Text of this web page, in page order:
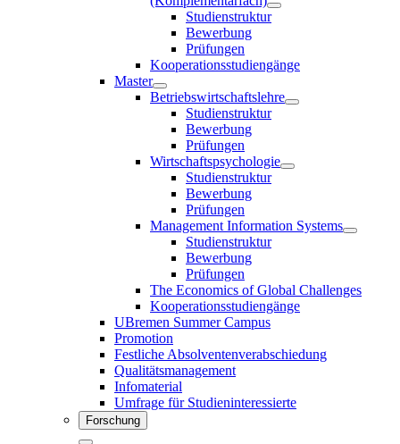
Studienstruktur
Bewerbung
Prüfungen
Kooperationsstudiengänge
Master
Betriebswirtschaftslehre
Studienstruktur
Bewerbung
Prüfungen
Wirtschaftspsychologie
Studienstruktur
Bewerbung
Prüfungen
Management Information Systems
Studienstruktur
Bewerbung
Prüfungen
The Economics of Global Challenges
Kooperationsstudiengänge
UBremen Summer Campus
Promotion
Festliche Absolventenverabschiedung
Qualitätsmanagement
Infomaterial
Umfrage für Studieninteressierte
Forschung